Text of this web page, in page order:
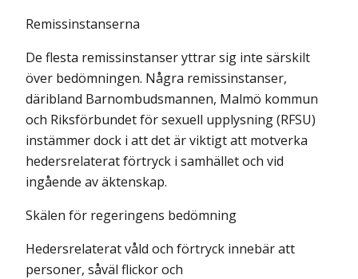
Remissinstanserna
De flesta remissinstanser yttrar sig inte särskilt
över bedömningen. Några remissinstanser,
däribland Barnombudsmannen, Malmö kommun
och Riksförbundet för sexuell upplysning (RFSU)
instämmer dock i att det är viktigt att motverka
hedersrelaterat förtryck i samhället och vid
ingående av äktenskap.
Skälen för regeringens bedömning
Hedersrelaterat våld och förtryck innebär att
personer, såväl flickor och